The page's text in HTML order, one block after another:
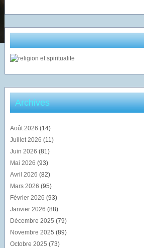
Archives
Août 2026 (14)
Juillet 2026 (11)
Juin 2026 (81)
Mai 2026 (93)
Avril 2026 (82)
Mars 2026 (95)
Février 2026 (93)
Janvier 2026 (88)
Décembre 2025 (79)
Novembre 2025 (89)
Octobre 2025 (73)